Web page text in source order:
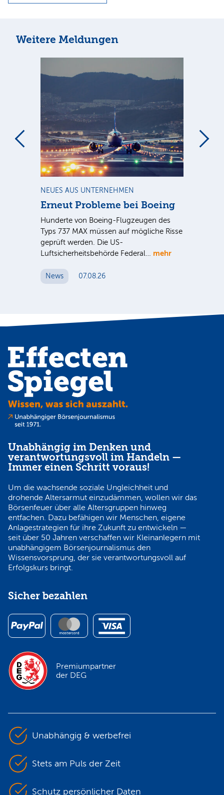
Weitere Meldungen
NEUES AUS UNTERNEHMEN
Erneut Probleme bei Boeing
Hunderte von Boeing-Flugzeugen des
Typs 737 MAX müssen auf mögliche Risse
geprüft werden. Die US-
Luftsicherheitsbehörde Federal… mehr
News 07.08.26
Unabhängig im Denken und
verantwortungsvoll im Handeln —
Immer einen Schritt voraus!
Um die wachsende soziale Ungleichheit und
drohende Altersarmut einzudämmen, wollen wir das
Börsenfeuer über alle Altersgruppen hinweg
entfachen. Dazu befähigen wir Menschen, eigene
Anlagestrategien für ihre Zukunft zu entwickeln —
seit über 50 Jahren verschaffen wir Kleinanlegern mit
unabhängigem Börsenjournalismus den
Wissensvorsprung, der sie verantwortungsvoll auf
Erfolgskurs bringt.
Sicher bezahlen
Premiumpartner
der DEG
Unabhängig & werbefrei
Stets am Puls der Zeit
Schutz persönlicher Daten